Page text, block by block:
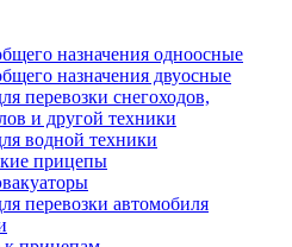
назначения одноосные
назначения двуосные
перевозки снегоходов,
и другой техники
водной техники
прицепы
перевозки автомобиля